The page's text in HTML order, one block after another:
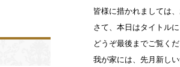
皆様に措かれましては
さて、本日はタイトル
どうぞ最後までご覧く
我が家には、先月新し